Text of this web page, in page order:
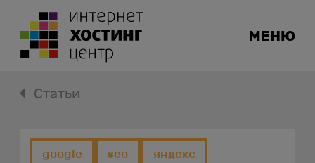
МЕНЮ
Статьи
google seo яндекс